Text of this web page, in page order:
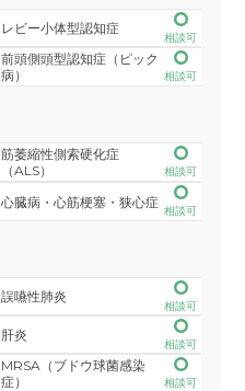
レビー小体型認知症
相談可
前頭側頭型認知症（ピック
病）
相談可
筋萎縮性側索硬化症
（ALS）
相談可
心臓病・心筋梗塞・狭心症
相談可
誤嚥性肺炎
相談可
肝炎
相談可
MRSA（ブドウ球菌感染
症）
相談可